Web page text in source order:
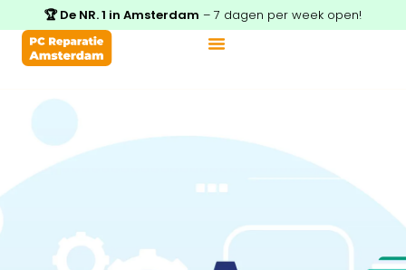
🏆 De NR. 1 in Amsterdam – 7 dagen per week open!